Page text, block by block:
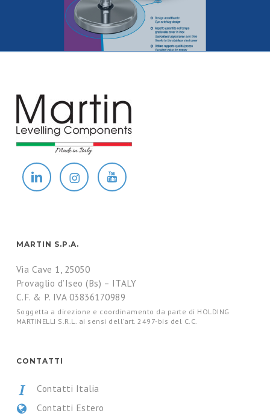
MARTIN S.P.A.
Via Cave 1, 25050
Provaglio d’Iseo (Bs) – ITALY
C.F. & P. IVA 03836170989
Soggetta a direzione e coordinamento da parte di HOLDING
MARTINELLI S.R.L. ai sensi dell’art. 2497-bis del C.C.
CONTATTI
Contatti Italia
Contatti Estero